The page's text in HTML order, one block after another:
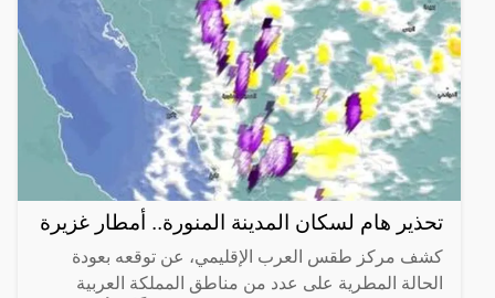
تحذير هام لسكان المدينة المنورة.. أمطار غزيرة
كشف مركز طقس العرب الإقليمي، عن توقعه بعودة
الحالة المطرية على عدد من مناطق المملكة العربية